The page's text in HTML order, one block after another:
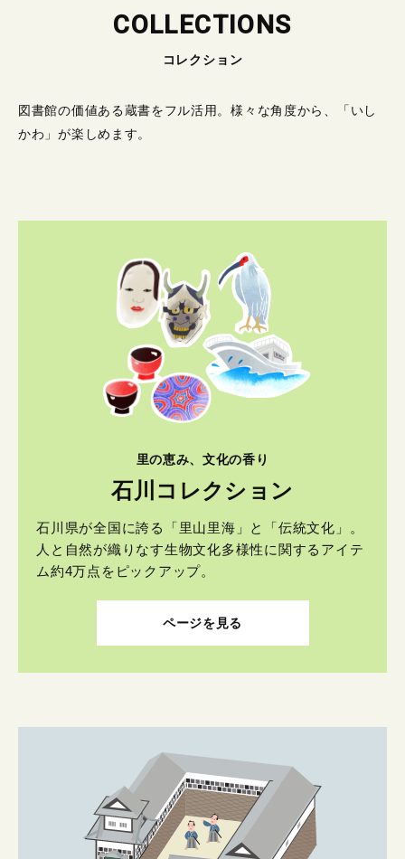
COLLECTIONS
コレクション
図書館の価値ある蔵書をフル活用。様々な角度から、「いし
かわ」が楽しめます。
里の恵み、文化の香り
石川コレクション
石川県が全国に誇る「里山里海」と「伝統文化」。
人と自然が織りなす生物文化多様性に関するアイテ
ム約4万点をピックアップ。
ページを見る